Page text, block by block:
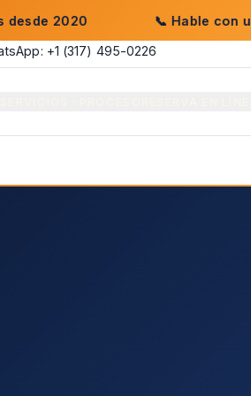
Hable con un
+1 (317) 495-0226